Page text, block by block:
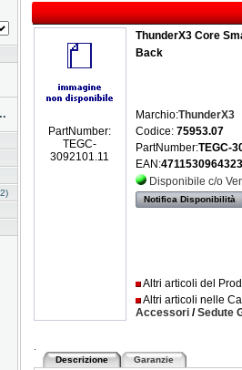
PartNumber:
TEGC-
3092101.11
ThunderX3 Core
Back
Marchio:ThunderX3
Codice:75953.07
PartNumber:TEGC-
EAN:4711530964323
Disponibile c/o
Notifica Disponibilità
Altri articoli del
Altri articoli nelle
Accessori/Sedute
Descrizione Garanzie